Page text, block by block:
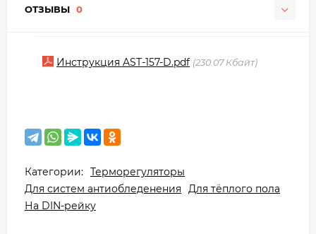
ОТЗЫВЫ 0
Инструкция AST-157-D.pdf 230.07 Кбайт
Категории: Терморегуляторы
Для систем антиобледенения
Для тёплого пола
На DIN-рейку